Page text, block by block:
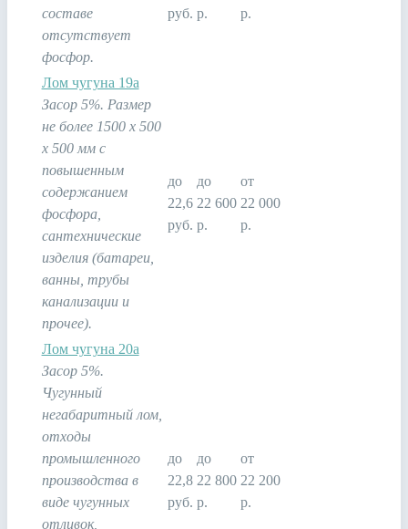
составе
отсутствует
фосфор.
руб. р.
р.
Лом чугуна 19а
Засор 5%. Размер
не более 1500 х 500
х 500 мм с
повышенным
содержанием
фосфора,
сантехнические
изделия (батареи,
ванны, трубы
канализации и
прочее).
до
22,6
руб.
до
22 600
р.
от
22 000
р.
Лом чугуна 20а
Засор 5%.
Чугунный
негабаритный лом,
отходы
промышленного
производства в
виде чугунных
отливок,
до
22,8
руб.
до
22 800
р.
от
22 200
р.